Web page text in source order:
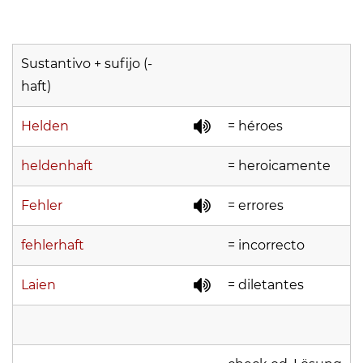
Sustantivo + sufijo (-
haft)
Helden = héroes
heldenhaft = heroicamente
Fehler = errores
fehlerhaft = incorrecto
Laien = diletantes